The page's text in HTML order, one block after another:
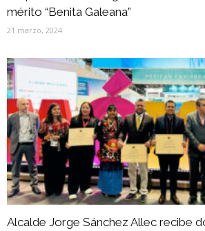
mérito “Benita Galeana”
21 marzo, 2024
Alcalde Jorge Sánchez Allec recibe